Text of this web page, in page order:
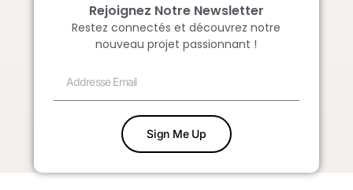
Rejoignez Notre Newsletter
Restez connectés et découvrez notre
nouveau projet passionnant !
Sign Me Up